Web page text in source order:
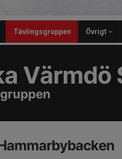
Tävlingsgruppen Övrigt
Värmdö